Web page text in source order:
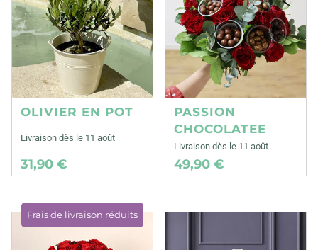
OLIVIER EN POT
Livraison dès le 11 août
31,90 €
PASSION
CHOCOLATEE
Livraison dès le 11 août
49,90 €
Frais de livraison réduits